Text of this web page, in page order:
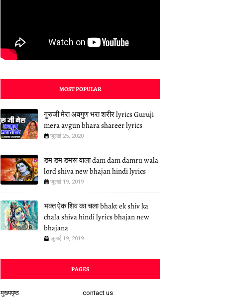
MOST POPULAR
गुरुजी मेरा अवगुण भरा शरीर lyrics Guruji
mera avgun bhara shareer lyrics
जुलाई 25, 2020
डम डम डमरू वाला dam dam damru wala
lord shiva new bhajan hindi lyrics
जुलाई 19, 2019
भक्त ऐक शिव का चला bhakt ek shiv ka
chala shiva hindi lyrics bhajan new
bhajana
जुलाई 19, 2019
PAGES
मुख्यपृष्ठ
contact us